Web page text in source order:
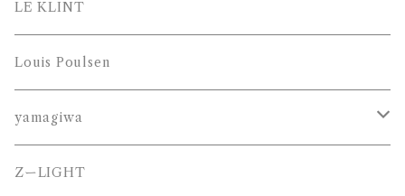
LE KLINT
Louis Poulsen
yamagiwa
JAKOBSSON （ヤコブソン）
ZーLIGHT